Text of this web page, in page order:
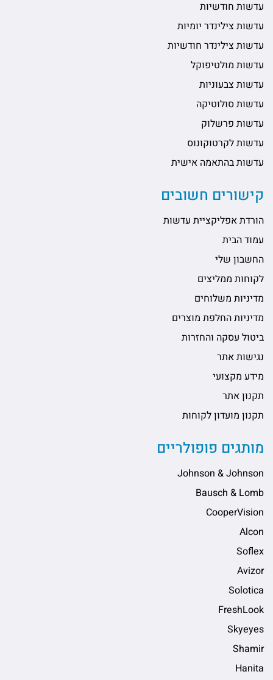
עדשות חודשיות
עדשות צילינדר יומיות
עדשות צילינדר חודשיות
עדשות מולטיפוקל
עדשות צבעוניות
עדשות סולוטיקה
עדשות פרשלוק
עדשות לקרטוקונוס
עדשות בהתאמה אישית
קישורים חשובים
הורדת אפליקציית עדשות
עמוד הבית
החשבון שלי
לקוחות ממליצים
מדיניות משלוחים
מדיניות החלפת מוצרים
ביטול עסקה והחזרות
נגישות אתר
מידע מקצועי
תקנון אתר
תקנון מועדון לקוחות
מותגים פופולריים
Johnson & Johnson
Bausch & Lomb
CooperVision
Alcon
Soflex
Avizor
Solotica
FreshLook
Skyeyes
Shamir
Hanita